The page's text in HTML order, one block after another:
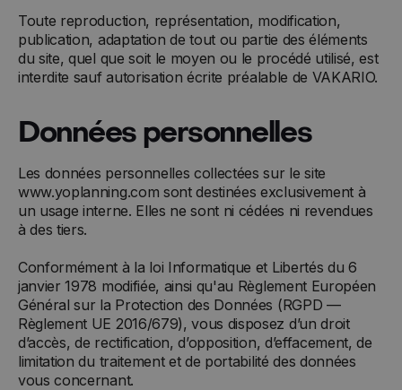
Toute reproduction, représentation, modification,
publication, adaptation de tout ou partie des éléments
du site, quel que soit le moyen ou le procédé utilisé, est
interdite sauf autorisation écrite préalable de VAKARIO.
Données personnelles
Les données personnelles collectées sur le site
www.yoplanning.com sont destinées exclusivement à
un usage interne. Elles ne sont ni cédées ni revendues
à des tiers.
Conformément à la loi Informatique et Libertés du 6
janvier 1978 modifiée, ainsi qu'au Règlement Européen
Général sur la Protection des Données (RGPD —
Règlement UE 2016/679), vous disposez d’un droit
d’accès, de rectification, d’opposition, d’effacement, de
limitation du traitement et de portabilité des données
vous concernant.